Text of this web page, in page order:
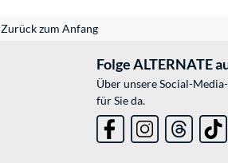
Zurück zum Anfang
Folge ALTERNATE
Über unsere Social-
für Sie da.